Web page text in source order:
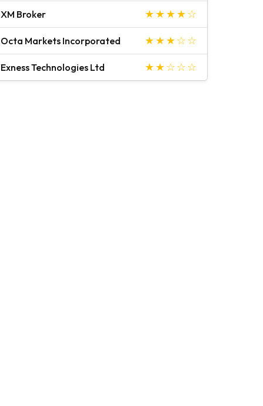
XM Broker
Octa Markets Incorporated
Exness Technologies Ltd